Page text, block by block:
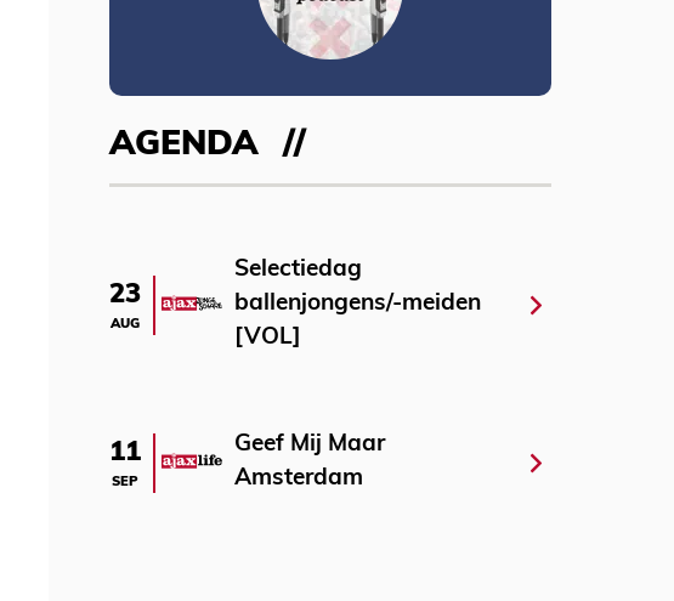
AGENDA
23
AUG
Selectiedag
ballenjongens/-meiden
[VOL]
11
SEP
Geef Mij Maar
Amsterdam